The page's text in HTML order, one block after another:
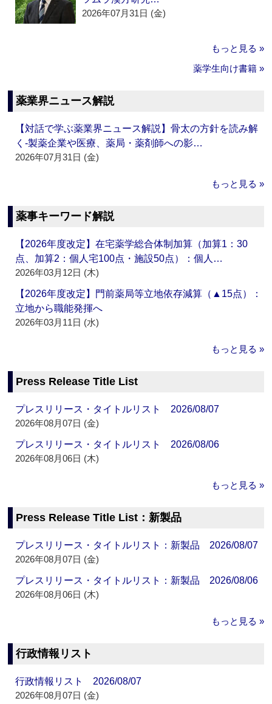
2026年07月31日 (金)
もっと見る »
薬学生向け書籍 »
薬業界ニュース解説
【対話で学ぶ薬業界ニュース解説】骨太の方針を読み解
く‐製薬企業や医療、薬局・薬剤師への影…
2026年07月31日 (金)
もっと見る »
薬事キーワード解説
【2026年度改定】在宅薬学総合体制加算（加算1：30
点、加算2：個人宅100点・施設50点）：個人…
2026年03月12日 (木)
【2026年度改定】門前薬局等立地依存減算（▲15点）：
立地から職能発揮へ
2026年03月11日 (水)
もっと見る »
Press Release Title List
プレスリリース・タイトルリスト 2026/08/07
2026年08月07日 (金)
プレスリリース・タイトルリスト 2026/08/06
2026年08月06日 (木)
もっと見る »
Press Release Title List：新製品
プレスリリース・タイトルリスト：新製品 2026/08/07
2026年08月07日 (金)
プレスリリース・タイトルリスト：新製品 2026/08/06
2026年08月06日 (木)
もっと見る »
行政情報リスト
行政情報リスト 2026/08/07
2026年08月07日 (金)